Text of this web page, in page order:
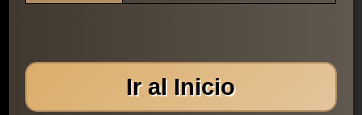
Ir al Inicio